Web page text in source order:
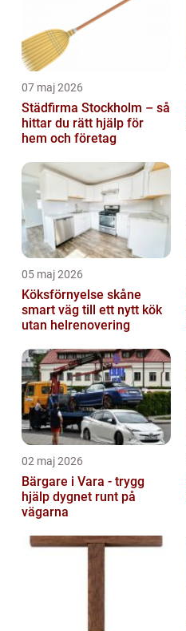
07 maj 2026
Städfirma Stockholm – så
hittar du rätt hjälp för
hem och företag
05 maj 2026
Köksförnyelse skåne
smart väg till ett nytt kök
utan helrenovering
02 maj 2026
Bärgare i Vara - trygg
hjälp dygnet runt på
vägarna